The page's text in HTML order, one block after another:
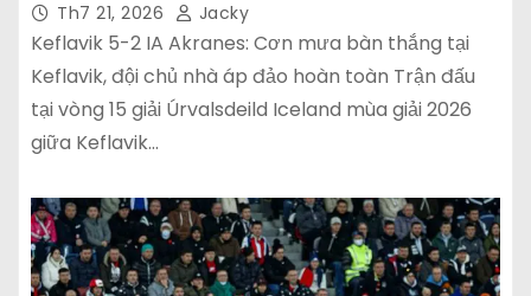
Th7 21, 2026 Jacky
Keflavik 5-2 IA Akranes: Cơn mưa bàn thắng tại
Keflavik, đội chủ nhà áp đảo hoàn toàn Trận đấu
tại vòng 15 giải Úrvalsdeild Iceland mùa giải 2026
giữa Keflavik…